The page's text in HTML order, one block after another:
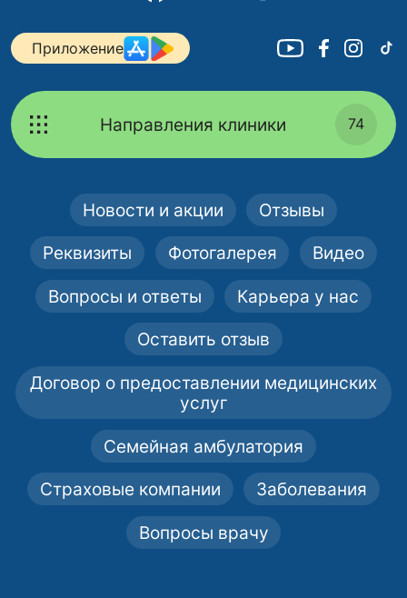
Приложение
Направления клиники 74
Новости и акции Отзывы
Реквизиты Фотогалерея Видео
Вопросы и ответы Карьера у нас
Оставить отзыв
Договор о предоставлении медицинских
услуг
Семейная амбулатория
Страховые компании Заболевания
Вопросы врачу